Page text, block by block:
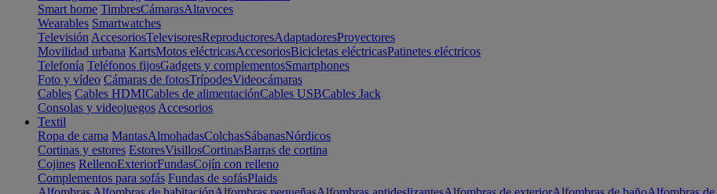
Smart home TimbresCámarasAltavoces
Wearables Smartwatches
Televisión AccesoriosTelevisoresReproductoresAdaptadoresProyectores
Movilidad urbana KartsMotos eléctricasAccesoriosBicicletas eléctricasPatinetes eléctricos
Telefonía Teléfonos fijosGadgets y complementosSmartphones
Foto y vídeo Cámaras de fotosTrípodesVideocámaras
Cables Cables HDMICables de alimentaciónCables USBCables Jack
Consolas y videojuegos Accesorios
Textil
Ropa de cama MantasAlmohadasColchasSábanasNórdicos
Cortinas y estores EstoresVisillosCortinasBarras de cortina
Cojines RellenoExteriorFundasCojín con relleno
Complementos para sofás Fundas de sofásPlaids